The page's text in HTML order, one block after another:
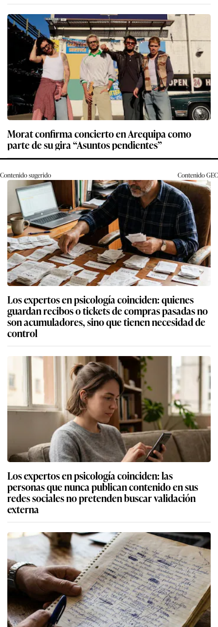
Morat confirma concierto en Arequipa como
parte de su gira “Asuntos pendientes”
Contenido sugerido ContenidoGEC
Los expertos en psicología coinciden: quienes
guardan recibos o tickets de compras pasadas no
son acumuladores, sino que tienen necesidad de
control
Los expertos en psicología coinciden: las
personas que nunca publican contenido en sus
redes sociales no pretenden buscar validación
externa